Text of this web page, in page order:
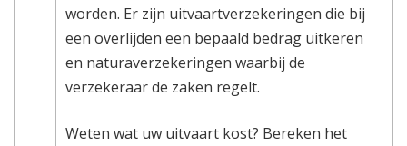
worden. Er zijn uitvaartverzekeringen die bij
een overlijden een bepaald bedrag uitkeren
en naturaverzekeringen waarbij de
verzekeraar de zaken regelt.
Weten wat uw uitvaart kost? Bereken het